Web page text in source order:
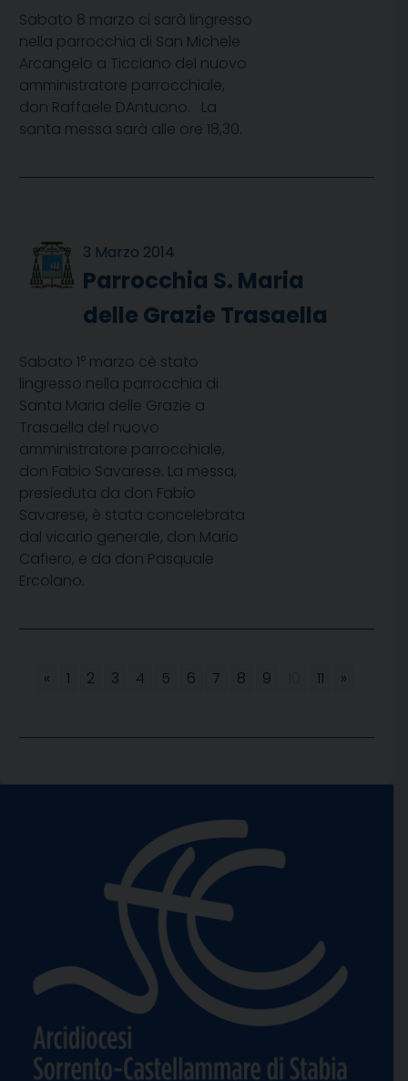
Sabato 8 marzo ci sarà lingresso
nella parrocchia di San Michele
Arcangelo a Ticciano del nuovo
amministratore parrocchiale,
don Raffaele DAntuono. La
santa messa sarà alle ore 18,30.
3 Marzo 2014
Parrocchia S. Maria
delle Grazie Trasaella
Sabato 1° marzo cè stato
lingresso nella parrocchia di
Santa Maria delle Grazie a
Trasaella del nuovo
amministratore parrocchiale,
don Fabio Savarese. La messa,
presieduta da don Fabio
Savarese, è stata concelebrata
dal vicario generale, don Mario
Cafiero, e da don Pasquale
Ercolano.
« 1 2 3 4 5 6 7 8 9 11 »